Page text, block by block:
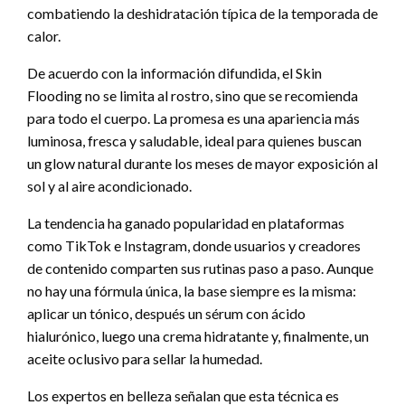
combatiendo la deshidratación típica de la temporada de
calor.
De acuerdo con la información difundida, el Skin
Flooding no se limita al rostro, sino que se recomienda
para todo el cuerpo. La promesa es una apariencia más
luminosa, fresca y saludable, ideal para quienes buscan
un glow natural durante los meses de mayor exposición al
sol y al aire acondicionado.
La tendencia ha ganado popularidad en plataformas
como TikTok e Instagram, donde usuarios y creadores
de contenido comparten sus rutinas paso a paso. Aunque
no hay una fórmula única, la base siempre es la misma:
aplicar un tónico, después un sérum con ácido
hialurónico, luego una crema hidratante y, finalmente, un
aceite oclusivo para sellar la humedad.
Los expertos en belleza señalan que esta técnica es